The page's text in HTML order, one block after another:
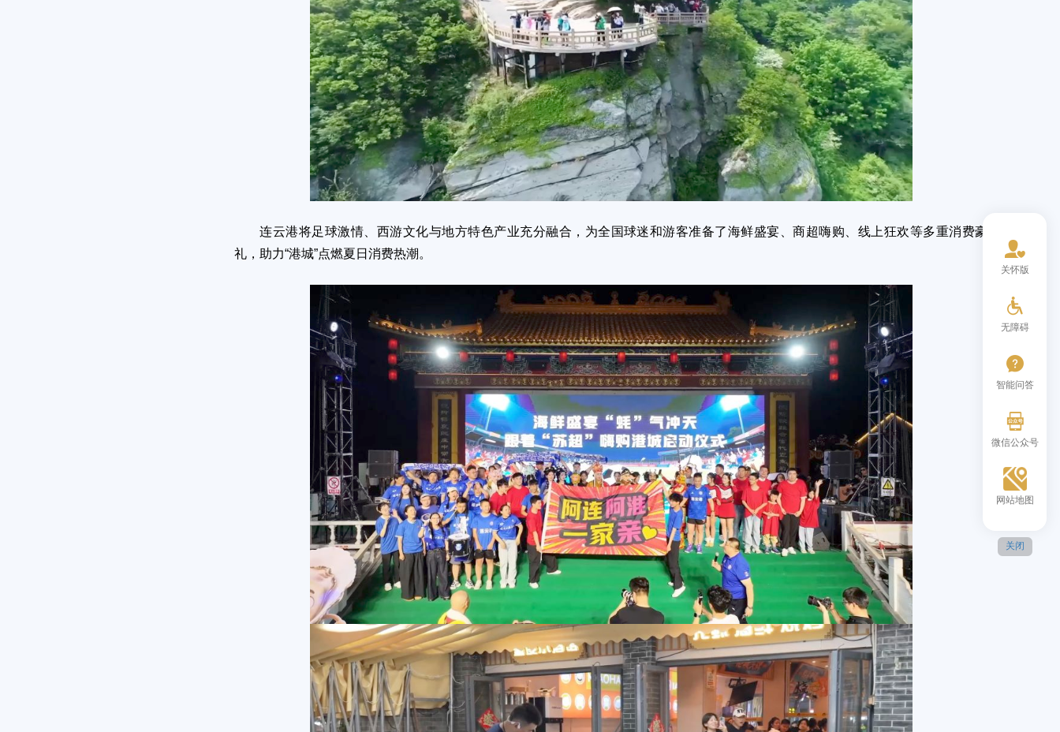
连云港将足球激情、西游文化与地方特色产业充分融合，为全国球迷和游客准备了海鲜盛宴、商超嗨购、线上狂欢等多重消费豪
礼，助力“港城”点燃夏日消费热潮。
关怀版
无障碍
智能问答
微信公众号
网站地图
关闭